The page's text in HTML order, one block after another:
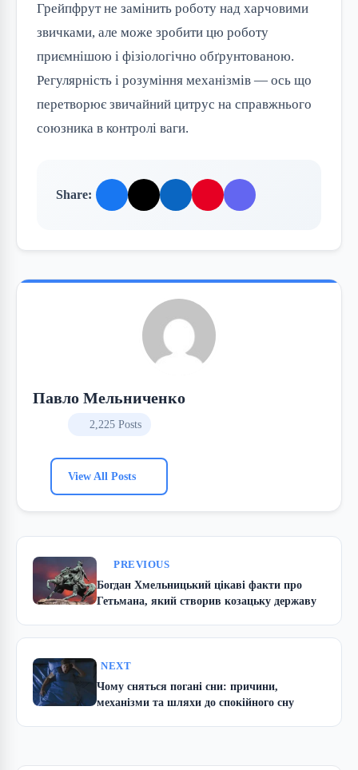
Грейпфрут не замінить роботу над харчовими
звичками, але може зробити цю роботу
приємнішою і фізіологічно обґрунтованою.
Регулярність і розуміння механізмів — ось що
перетворює звичайний цитрус на справжнього
союзника в контролі ваги.
Share:
Павло Мельниченко
2,225 Posts
View All Posts
PREVIOUS
Богдан Хмельницький цікаві факти про
Гетьмана, який створив козацьку державу
NEXT
Чому сняться погані сни: причини,
механізми та шляхи до спокійного сну